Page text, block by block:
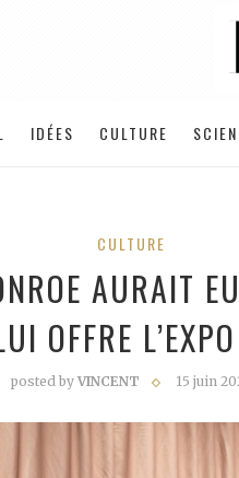
IDÉES CULTURE
CULTURE
AURAIT
OFFRE
posted by VINCENT 15 juin